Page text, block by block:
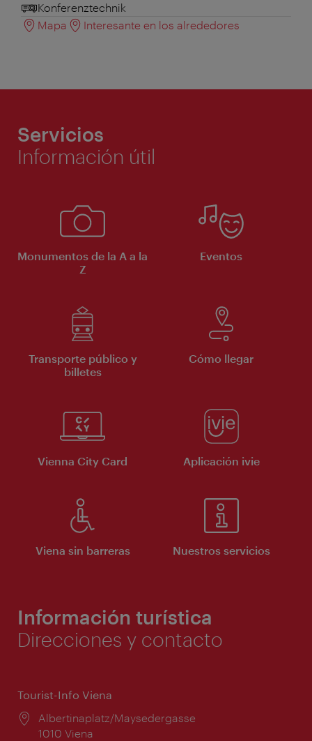
Konferenztechnik
Mapa
Interesante en los alrededores
Servicios
Información útil
Monumentos de la A a la
Z
Eventos
Transporte público y
billetes
Cómo llegar
Vienna City Card Aplicación ivie
Viena sin barreras Nuestros servicios
Información turística
Direcciones y contacto
Tourist-Info Viena
Lugar:
Albertinaplatz/Maysedergasse
1010 Viena